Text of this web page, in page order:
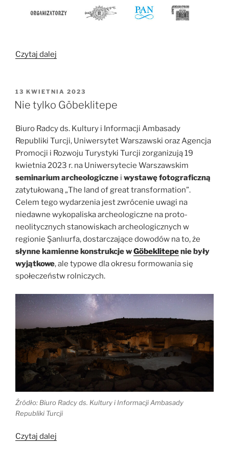
Czytaj dalej
praktyki
—
archeologii
publicznej””
OPUBLIKOWANE
W
13 KWIETNIA 2023
Nie tylko Göbeklitepe
Biuro Radcy ds. Kultury i Informacji Ambasady
Republiki Turcji, Uniwersytet Warszawski oraz Agencja
Promocji i Rozwoju Turystyki Turcji zorganizują 19
kwietnia 2023 r. na Uniwersytecie Warszawskim
seminarium archeologiczne i wystawę fotograficzną
zatytułowaną „The land of great transformation”.
Celem tego wydarzenia jest zwrócenie uwagi na
niedawne wykopaliska archeologiczne na proto-
neolitycznych stanowiskach archeologicznych w
regionie Şanlıurfa, dostarczające dowodów na to, że
słynne kamienne konstrukcje wGöbeklitepenie były
wyjątkowe, ale typowe dla okresu formowania się
społeczeństw rolniczych.
Źródło: Biuro Radcy ds. Kultury i Informacji Ambasady
Republiki Turcji
Czytaj dalej